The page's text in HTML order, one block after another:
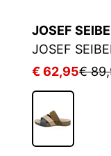
JOSEF
€ 62,95€